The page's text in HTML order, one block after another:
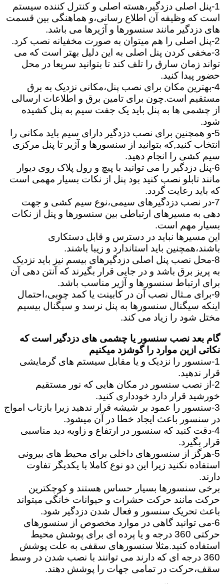
1-پنل اصلی دزدگیر،هسته اصلی و کنترل کننده سیستم
است که وظیفه آن اطلاع رسانی،و هماهنگی بین قسمت
های دزدگیر مانند سنسورها و آژیرها می باشد.
2-پنل اصلی را هم میتوان به صورت مخفیانه نصب کرد.
3-مخفی کردن پنل اصلی به این دلیل بهتر است که می
تواند زمان سارق را تلف کند تا بتوانید سریعا در محل
حضور پیدا کنید.
4-بهترین مکان برای نصب پنل،مکانی نزدیک به برق
مستقیم است.چون برای تامین برق و اطلاعات ارسالی
از چشمی ها به پنل باید یک جفت سیم به پنل کشیده
شود.
5-و همچنین برای نصب دزدگیر دارای سیم باید مکانی را
انتخاب کنید,که بتوانید از سنسورها و آژیر تا پنل مرکزی
سیم کشی را انجام دهید.
6-پنل دزدگیر را می توانید با پیچ و رول پلاک روی دیوار
مانند تابلو نصب کنید بود پنل از نکات بسیار مهمی است
که باید رعایت گردد.
7-در نصب دزدگیرهای سیمی،نوع سیم کشی و جهت
دهی به مسیرهای ارتباطی بین سنسورها و پنل از نکات
بسیار مهم است.
این مسیرها نباید در دسترس و قابل دستکاری
باشند،همچنین باید استاندارد و زیبا باشند.
8-محل نصب پنل اصلی دزدگیرهای بیسم نیز باید نزدیک
به پریز برق باشد و در جایی قرار بگیرند که آنتن دهی آن
برای ارتباط سنسورها و آژیر مناسب باشد.
9-برای مـثال نصب آن در کابینت یا کمد چوبی،احتمال
اینکه سیگنال سنسورها به پنل نرسد و سیگنال بیسیم
مختل شود را زیاد می کند.
گام بعد نصب سنسور یا چشمی های دزدگیر است که
نکاتی ازین موارد را گوشزد میکنیم
1-سنسور را نزدیک و یا مقابل سیستم های گرمایشی
قرار ندهید.
2-از نصب سنسور در مکان هایی که نور مستقیم
خورشید قرار دارد خودداری کنید.
3-سنسور را عمود بر شیشه قرار ندهید زیرا بازتاب امواج
در سنسور باعث ایجاد خطا در آن میشود.
4-دقت کنید که سنسور در ارتفاع و زاویه دید مناسبی
قرار بگیرد.
5-هرگز از سنسورهای داخلی برای محیط های بیرونی
استفاده نکنید زیرا این دو نوع کاملا با یکدیگر تفاوت
دارند.
برخی سنسورها بسیار حساس هستند و کوچکترین
حرکت مانند حرکت حشرات و حیوانات خانگی میتواند
باعث تحریک سنسور و فعال شدن دزدگیر شود.
6-می توانید گاهی در موارد مخصوص از سنسورهای
حرکتی 360 درجه و یا پرده ای برای پوشش محیط
استفاده کنید.مثلا سنسورهای سقفی به علت پوشش
360 درجه ای که دارند می توانند با نصب شدن در وسط
سقف،حرکت در تمامی جهات را پوشش دهند.